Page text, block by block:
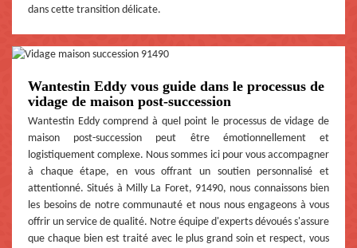
dans cette transition délicate.
Wantestin Eddy vous guide dans le processus de
vidage de maison post-succession
Wantestin Eddy comprend à quel point le processus de vidage de
maison post-succession peut être émotionnellement et
logistiquement complexe. Nous sommes ici pour vous accompagner
à chaque étape, en vous offrant un soutien personnalisé et
attentionné. Situés à Milly La Foret, 91490, nous connaissons bien
les besoins de notre communauté et nous nous engageons à vous
offrir un service de qualité. Notre équipe d'experts dévoués s'assure
que chaque bien est traité avec le plus grand soin et respect, vous